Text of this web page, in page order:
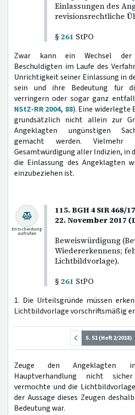
Einlassungen des
revisionsrechtliche
§ 261 StPO
Zwar kann ein Wechsel der
Beschuldigten im Laufe des
Unrichtigkeit seiner Einlassung in
sein und ihre Bedeutung für
verringern oder sogar ganz
NStZ-RR 2004, 88). Eine widerlegte
grundsätzlich nicht allein zur
Angeklagten ungünstigen
gemacht werden.
Gesamtwürdigung aller Indizien, in
die Einlassung des Angeklagten
einzubeziehen ist.
115. BGH 4 StR 468/
22. November 2017
Beweiswürdigung
Wiedererkennens;
Lichtbildvorlage).
§ 261 StPO
Entscheidung
aufrufen
1. Die Urteilsgründe müssen
Lichtbildvorlage vorschriftsmäßig
S. 51 (Heft 2/2018)
Zeuge den Angeklagten
Hauptverhandlung nicht
vermochte und die
der Aussage dieses Zeugen
Bedeutung war.